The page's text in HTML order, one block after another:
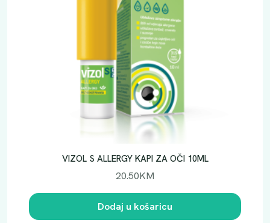
VIZOL S ALLERGY KAPI ZA OČI 10ML
20.50KM
Dodaj u košaricu